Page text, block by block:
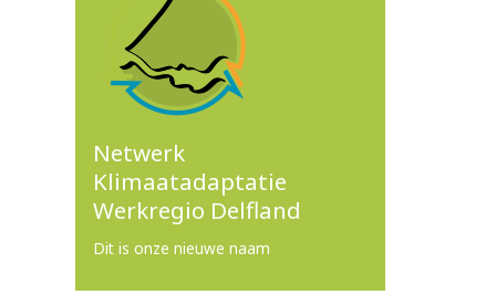
Netwerk
Klimaatadaptatie
Werkregio Delfland
Dit is onze nieuwe naam